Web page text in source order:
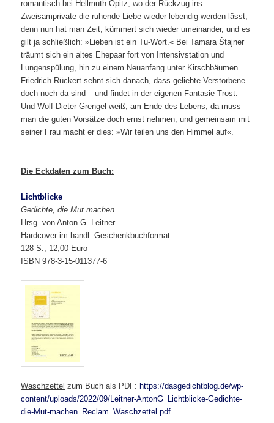
romantisch bei Hellmuth Opitz, wo der Rückzug ins
Zweisamprivate die ruhende Liebe wieder lebendig werden lässt,
denn nun hat man Zeit, kümmert sich wieder umeinander, und es
gilt ja schließlich: »Lieben ist ein Tu-Wort.« Bei Tamara Štajner
träumt sich ein altes Ehepaar fort von Intensivstation und
Lungenspülung, hin zu einem Neuanfang unter Kirschbäumen.
Friedrich Rückert sehnt sich danach, dass geliebte Verstorbene
doch noch da sind – und findet in der eigenen Fantasie Trost.
Und Wolf-Dieter Grengel weiß, am Ende des Lebens, da muss
man die guten Vorsätze doch ernst nehmen, und gemeinsam mit
seiner Frau macht er dies: »Wir teilen uns den Himmel auf«.
Die Eckdaten zum Buch:
Lichtblicke
Gedichte, die Mut machen
Hrsg. von Anton G. Leitner
Hardcover im handl. Geschenkbuchformat
128 S., 12,00 Euro
ISBN 978-3-15-011377-6
Waschzettel zum Buch als PDF: https://dasgedichtblog.de/wp-
content/uploads/2022/09/Leitner-AntonG_Lichtblicke-Gedichte-
die-Mut-machen_Reclam_Waschzettel.pdf